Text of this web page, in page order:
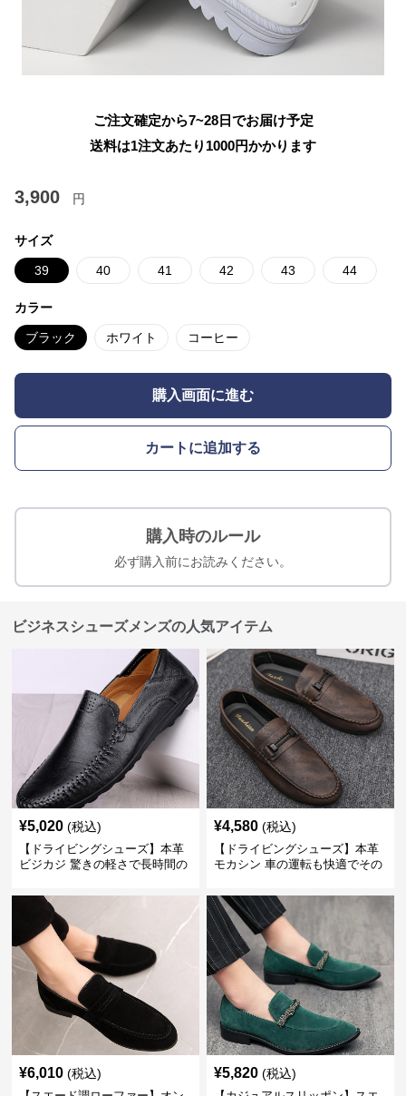
ご注文確定から7~28日でお届け予定
送料は1注文あたり 1000円かかります
3,900 円
サイズ
39 40 41 42 43 44
カラー
ブラック ホワイト コーヒー
購入画面に進む
カートに追加する
購入時のルール
必ず購入前にお読みください。
ビジネスシューズメンズの人気アイテム
¥5,020 (税込)
【ドライビングシューズ】本革
ビジカジ 驚きの軽さで長時間の
¥4,580 (税込)
【ドライビングシューズ】本革
モカシン 車の運転も快適でその
¥6,010 (税込) ¥5,820 (税込)